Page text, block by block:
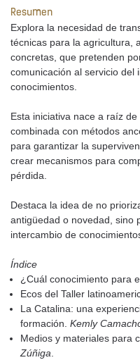
Resumen
Explora la necesidad de
técnicas para la agricultura,
concretas, que pretenden
comunicación al servicio del
conocimientos.
Esta iniciativa nace a raíz
combinada con métodos
para garantizar la
crear mecanismos para
pérdida.
Destaca la idea de no
antigüedad o novedad, sino
intercambio de
Índice
¿Cuál conocimiento para
Ecos del Taller
La Catalina: una
formación.Kemly
Medios y materiales para
Zúñiga.